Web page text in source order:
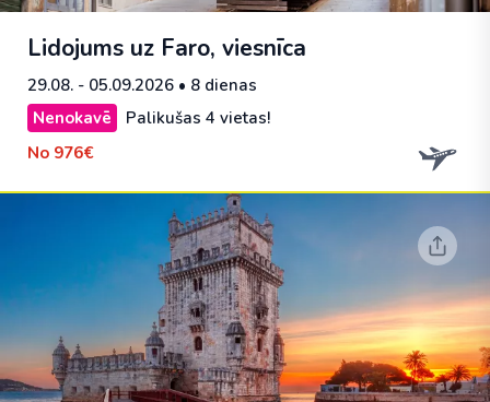
Lidojums uz Faro, viesnīca
29.08. - 05.09.2026 • 8 dienas
Nenokavē
Palikušas 4 vietas!
No 976€